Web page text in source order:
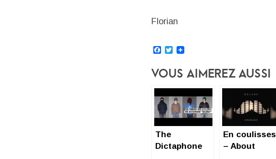
Florian
Facebook
Twitter
Vous Aimerez Aussi
The
Dictaphone
En coulisses
– About